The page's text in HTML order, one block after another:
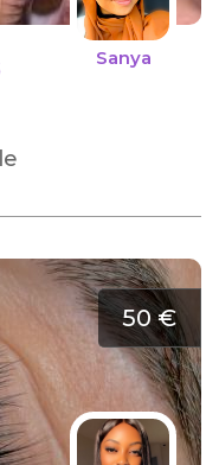
Sanya
50 €